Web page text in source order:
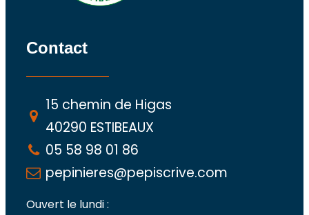
Contact
15 chemin de Higas
40290 ESTIBEAUX
05 58 98 01 86
pepinieres@pepiscrive.com
Ouvert le lundi :